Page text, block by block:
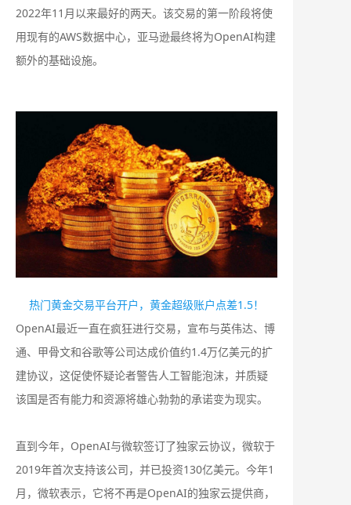
2022年11月以来最好的两天。该交易的第一阶段将使
用现有的AWS数据中心，亚马逊最终将为OpenAI构建
额外的基础设施。
热门黄金交易平台开户，黄金超级账户点差1.5！
OpenAI最近一直在疯狂进行交易，宣布与英伟达、博
通、甲骨文和谷歌等公司达成价值约1.4万亿美元的扩
建协议，这促使怀疑论者警告人工智能泡沫，并质疑
该国是否有能力和资源将雄心勃勃的承诺变为现实。
直到今年，OpenAI与微软签订了独家云协议，微软于
2019年首次支持该公司，并已投资130亿美元。今年1
月，微软表示，它将不再是OpenAI的独家云提供商，